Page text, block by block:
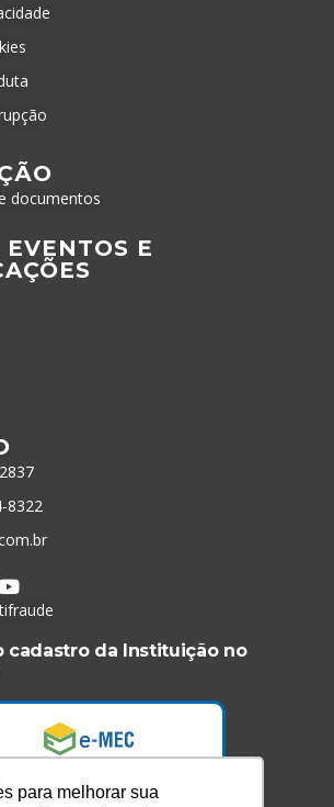
para melhorar sua
documentos
EVENTOS E
8322
cadastro da Instituição no